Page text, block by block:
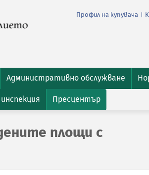
Профил на купувача
Административно обслужване
Пресцентър
площи с